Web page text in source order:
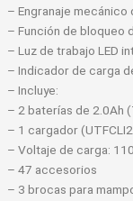
– Engranaje
– Función de bloqueo
– Luz de trabajo LED
– Indicador de carga
– Incluye:
– 2 baterías de 2.0Ah
– 1 cargador
– Voltaje de carga:
– 47 accesorios
– 3 brocas para